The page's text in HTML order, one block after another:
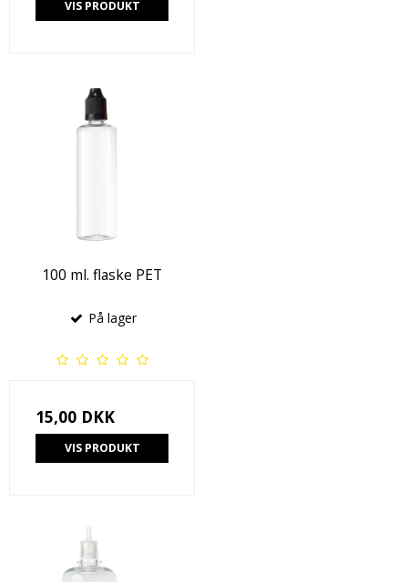
VIS PRODUKT
100 ml. flaske PET
På lager
15,00 DKK
VIS PRODUKT